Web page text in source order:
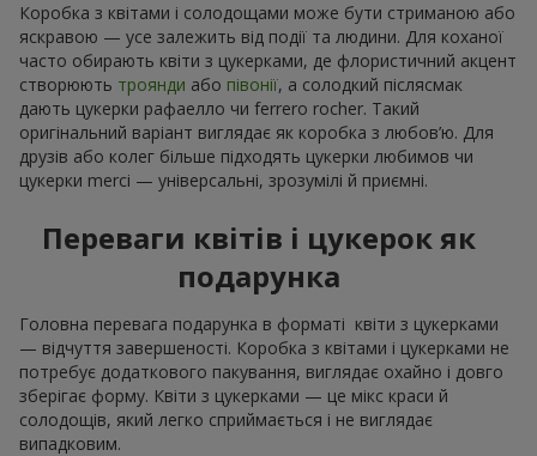
Коробка з квітами і солодощами може бути стриманою або
яскравою — усе залежить від події та людини. Для коханої
часто обирають квіти з цукерками, де флористичний акцент
створюють троянди або півонії, а солодкий післясмак
дають цукерки рафаелло чи ferrero rocher. Такий
оригінальний варіант виглядає як коробка з любов’ю. Для
друзів або колег більше підходять цукерки любимов чи
цукерки merci — універсальні, зрозумілі й приємні.
Переваги квітів і цукерок як
подарунка
Головна перевага подарунка в форматі квіти з цукерками
— відчуття завершеності. Коробка з квітами і цукерками не
потребує додаткового пакування, виглядає охайно і довго
зберігає форму. Квіти з цукерками — це мікс краси й
солодощів, який легко сприймається і не виглядає
випадковим.